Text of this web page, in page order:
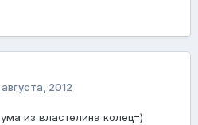
2012
из властелина колец=)